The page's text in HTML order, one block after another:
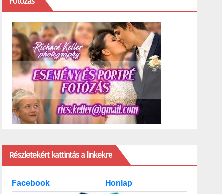
Részletekért kattintás a linkekre
Facebook Honlap